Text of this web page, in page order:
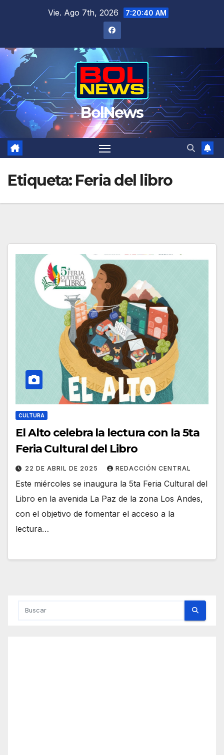
Vie. Ago 7th, 2026 7:20:40 AM
BolNews
Etiqueta: Feria del libro
CULTURA
El Alto celebra la lectura con la 5ta
Feria Cultural del Libro
22 DE ABRIL DE 2025 REDACCIÓN CENTRAL
Este miércoles se inaugura la 5ta Feria Cultural del
Libro en la avenida La Paz de la zona Los Andes,
con el objetivo de fomentar el acceso a la
lectura…